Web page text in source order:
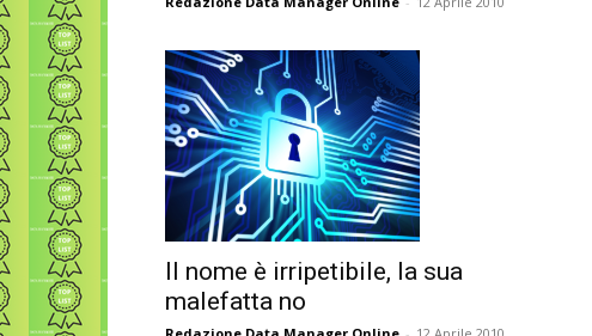
Il nome è irripetibile, la sua
malefatta no